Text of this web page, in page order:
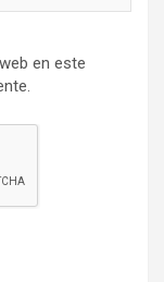
en este